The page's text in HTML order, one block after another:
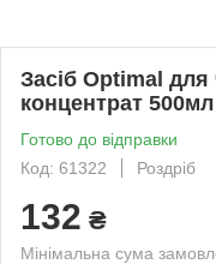
Засіб Optimal
концентрат 500мл
Готово до відправки
Код: 61322
Роздріб
132 ₴
Мінімальна сума